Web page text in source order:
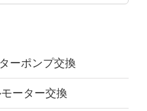
ーポンプ交換
ーター交換